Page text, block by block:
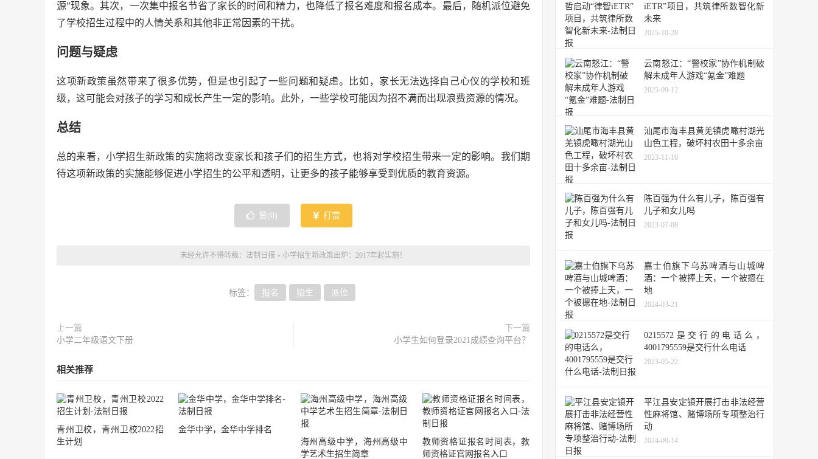
源”现象。其次，一次集中报名节省了家长的时间和精力，也降低了报名难度和报名成本。最后，随机派位避免
了学校招生过程中的人情关系和其他非正常因素的干扰。
问题与疑虑
这项新政策虽然带来了很多优势，但是也引起了一些问题和疑虑。比如，家长无法选择自己心仪的学校和班
级，这可能会对孩子的学习和成长产生一定的影响。此外，一些学校可能因为招不满而出现浪费资源的情况。
总结
总的来看，小学招生新政策的实施将改变家长和孩子们的招生方式，也将对学校招生带来一定的影响。我们期
待这项新政策的实施能够促进小学招生的公平和透明，让更多的孩子能够享受到优质的教育资源。
赞( 0 ) 打赏
未经允许不得转载： 法制日报 » 小学招生新政策出炉：2017年起实施！
标签： 报名 招生 派位
上一篇
小学二年级语文下册
下一篇
小学生如何登录2021成绩查询平台？
相关推荐
青州卫校，青州卫校2022招
生计划
金华中学，金华中学排名
海州高级中学，海州高级中
学艺术生招生简章
教师资格证报名时间表，教
师资格证官网报名入口
iETR”项目，共筑律所数智化新
未来
2025-10-28
云南怒江：“警校家”协作机制破
解未成年人游戏“氪金”难题
2025-09-12
汕尾市海丰县黄羌镇虎噉村湖光
山色工程，破坏村农田十多余亩
2023-11-10
陈百强为什么有儿子，陈百强有
儿子和女儿吗
2023-07-08
嘉士伯旗下乌苏啤酒与山城啤
酒：一个被捧上天，一个被摁在
地
2024-03-21
0215572是交行的电话么，
4001795559是交行什么电话
2023-05-22
平江县安定镇开展打击非法经营
性麻将馆、赌博场所专项整治行
动
2024-09-14